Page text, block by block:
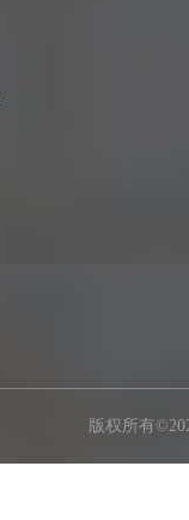
版权所有